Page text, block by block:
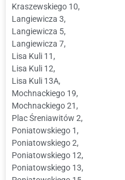
Kraszewskiego 10,
Langiewicza 3,
Langiewicza 5,
Langiewicza 7,
Lisa Kuli 11,
Lisa Kuli 12,
Lisa Kuli 13A,
Mochnackiego 19,
Mochnackiego 21,
Plac Śreniawitów 2,
Poniatowskiego 1,
Poniatowskiego 2,
Poniatowskiego 12,
Poniatowskiego 13,